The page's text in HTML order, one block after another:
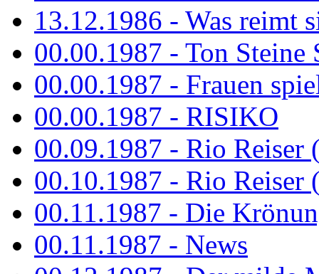
13.12.1986 - Was reimt
00.00.1987 - Ton Steine
00.00.1987 - Frauen
00.00.1987 - RISIKO
00.09.1987 - Rio Reiser
00.10.1987 - Rio Reiser
00.11.1987 - Die
00.11.1987 - News